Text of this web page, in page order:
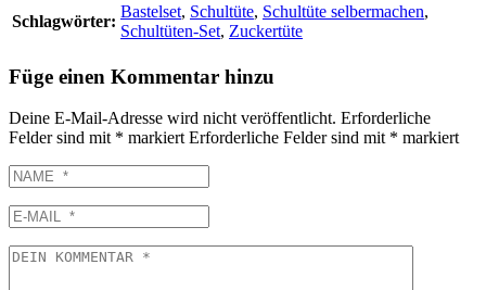
Schlagwörter:
Bastelset, Schultüte, Schultüte selbermachen,
Schultüten-Set, Zuckertüte
Füge einen Kommentar hinzu
Deine E-Mail-Adresse wird nicht veröffentlicht. Erforderliche
Felder sind mit * markiert Erforderliche Felder sind mit * markiert